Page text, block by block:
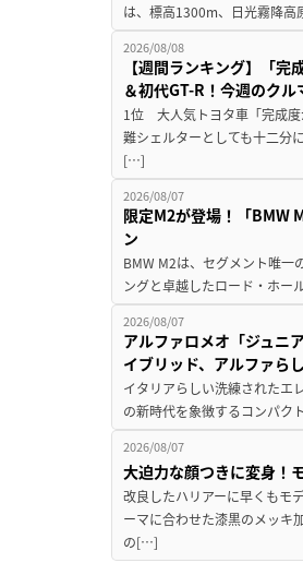
は、標高1300m、日光霧降
2026/08/08
【週間ランキング】「
＆初代GT-R！今週のクル
1位 大人気トヨタ車「完成度
難シェルターとしても十二分
[…]
2026/08/07
限定M2が登場！「BMW
ン
BMW M2は、セグメント唯一
ングと卓越したロード・ホー
2026/08/07
アルファロメオ「ジュニ
イブリッド、アルファら
イタリアらしい洗練されたエ
の新時代を象徴するコンパ
2026/08/07
大迫力な顔つきに変身！
改良したハリアーに早くもモ
ーマに合わせた漆黒のメッキ
の[…]